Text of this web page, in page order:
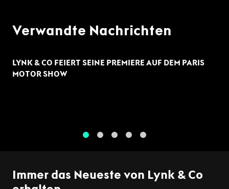
Verwandte Nachrichten
LYNK & CO FEIERT SEINE PREMIERE AUF DEM PARIS
MOTOR SHOW
Immer das Neueste von Lynk & Co